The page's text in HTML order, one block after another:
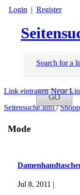
Login | Register
Search for a
Link eintragen Neue
Seitensuche.info/
Mode
Jul 8, 2011 |